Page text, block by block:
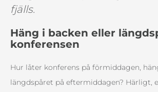
fjälls.
Häng i backen eller
konferensen
Hur låter konferens på förmiddagen,
längdspåret på eftermiddagen? Härligt,